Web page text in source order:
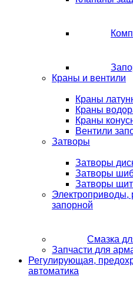
Краны и вентили
Краны
Краны
Краны
Вентили
Затворы
Затворы
Затворы
Затворы
Электроприводы,
запорной
Смазка
Запчасти для
Регулирующая,
автоматика